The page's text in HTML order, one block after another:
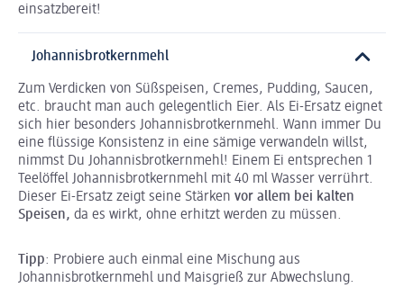
einsatzbereit!
Johannisbrotkernmehl
Zum Verdicken von Süßspeisen, Cremes, Pudding, Saucen,
etc. braucht man auch gelegentlich Eier. Als Ei-Ersatz eignet
sich hier besonders Johannisbrotkernmehl. Wann immer Du
eine flüssige Konsistenz in eine sämige verwandeln willst,
nimmst Du Johannisbrotkernmehl! Einem Ei entsprechen 1
Teelöffel Johannisbrotkernmehl mit 40 ml Wasser verrührt.
Dieser Ei-Ersatz zeigt seine Stärken vor allem bei kalten
Speisen, da es wirkt, ohne erhitzt werden zu müssen.
Tipp: Probiere auch einmal eine Mischung aus
Johannisbrotkernmehl und Maisgrieß zur Abwechslung.